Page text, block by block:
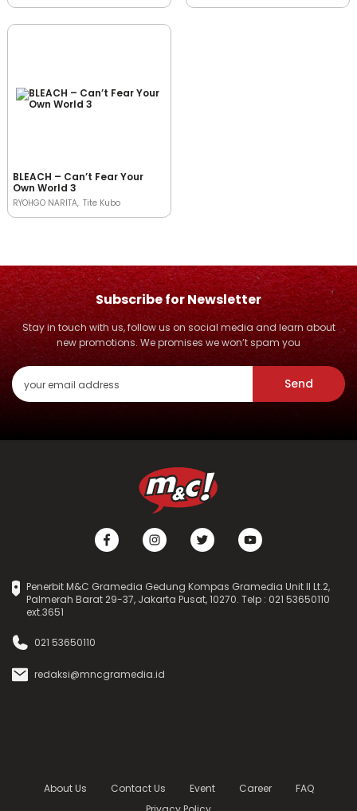
BLEACH – Can’t Fear Your
Own World 3
RYOHGO NARITA Tite Kubo
Subscribe for Newsletter
Stay in touch with us, follow us on social media and learn about
new promotions. We promises we won’t spam you
Send
Penerbit M&C Gramedia Gedung Kompas Gramedia Unit II Lt.2,
Palmerah Barat 29-37, Jakarta Pusat, 10270. Telp : 021 53650110
ext.3651
021 53650110
redaksi@mncgramedia.id
About Us Contact Us Event Career
FAQ